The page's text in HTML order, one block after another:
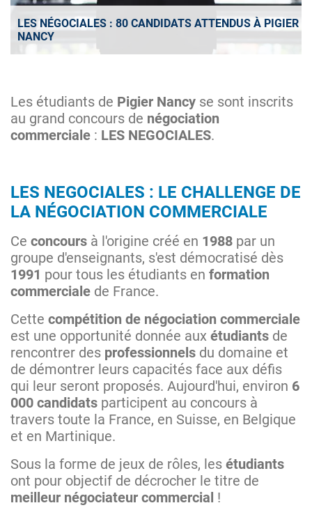
LES NÉGOCIALES : 80 CANDIDATS ATTENDUS À PIGIER
NANCY
Les étudiants de Pigier Nancy se sont inscrits
au grand concours de négociation
commerciale : LES NEGOCIALES.
LES NEGOCIALES : LE CHALLENGE DE
LA NÉGOCIATION COMMERCIALE
Ce concours à l'origine créé en 1988 par un
groupe d'enseignants, s'est démocratisé dès
1991 pour tous les étudiants en formation
commerciale de France.
Cette compétition de négociation commerciale
est une opportunité donnée aux étudiants de
rencontrer des professionnels du domaine et
de démontrer leurs capacités face aux défis
qui leur seront proposés. Aujourd'hui, environ 6
000 candidats participent au concours à
travers toute la France, en Suisse, en Belgique
et en Martinique.
Sous la forme de jeux de rôles, les étudiants
ont pour objectif de décrocher le titre de
meilleur négociateur commercial !